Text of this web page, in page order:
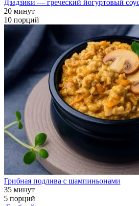
Дзадзики — греческий йогуртовый
20 минут
10 порций
Грибная подлива с шампиньонами
35 минут
5 порций